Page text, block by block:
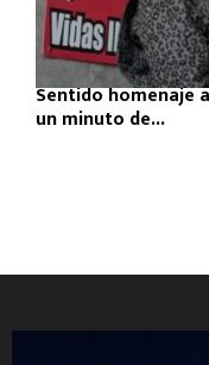
Sentido homenaje
un minuto de...